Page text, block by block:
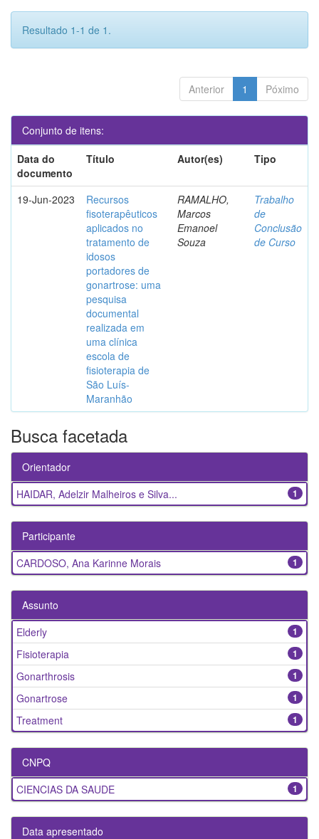
Resultado 1-1 de 1.
Anterior 1 Póximo
Conjunto de itens:
Data do
documento
Título Autor(es) Tipo
19-Jun-2023
Recursos
fisoterapêuticos
aplicados no
tratamento de
idosos
portadores de
gonartrose: uma
pesquisa
documental
realizada em
uma clínica
escola de
fisioterapia de
São Luís-
Maranhão
RAMALHO,
Marcos
Emanoel
Souza
Trabalho
de
Conclusão
de Curso
Busca facetada
Orientador
1
HAIDAR, Adelzir Malheiros e Silva...
Participante
1
CARDOSO, Ana Karinne Morais
Assunto
1
Elderly
1
Fisioterapia
1
Gonarthrosis
1
Gonartrose
1
Treatment
CNPQ
1
CIENCIAS DA SAUDE
Data apresentado